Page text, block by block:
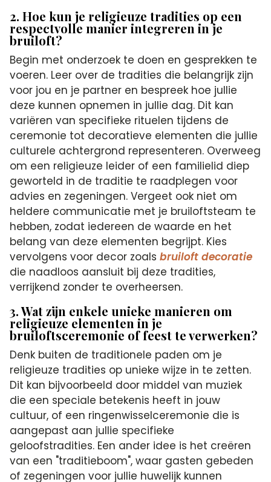
2. Hoe kun je religieuze tradities op een
respectvolle manier integreren in je
bruiloft?
Begin met onderzoek te doen en gesprekken te
voeren. Leer over de tradities die belangrijk zijn
voor jou en je partner en bespreek hoe jullie
deze kunnen opnemen in jullie dag. Dit kan
variëren van specifieke rituelen tijdens de
ceremonie tot decoratieve elementen die jullie
culturele achtergrond representeren. Overweeg
om een religieuze leider of een familielid diep
geworteld in de traditie te raadplegen voor
advies en zegeningen. Vergeet ook niet om
heldere communicatie met je bruiloftsteam te
hebben, zodat iedereen de waarde en het
belang van deze elementen begrijpt. Kies
vervolgens voor decor zoalsbruiloft decoratie
die naadloos aansluit bij deze tradities,
verrijkend zonder te overheersen.
3. Wat zijn enkele unieke manieren om
religieuze elementen in je
bruiloftsceremonie of feest te verwerken?
Denk buiten de traditionele paden om je
religieuze tradities op unieke wijze in te zetten.
Dit kan bijvoorbeeld door middel van muziek
die een speciale betekenis heeft in jouw
cultuur, of een ringenwisselceremonie die is
aangepast aan jullie specifieke
geloofstradities. Een ander idee is het creëren
van een "traditieboom", waar gasten gebeden
of zegeningen voor jullie huwelijk kunnen